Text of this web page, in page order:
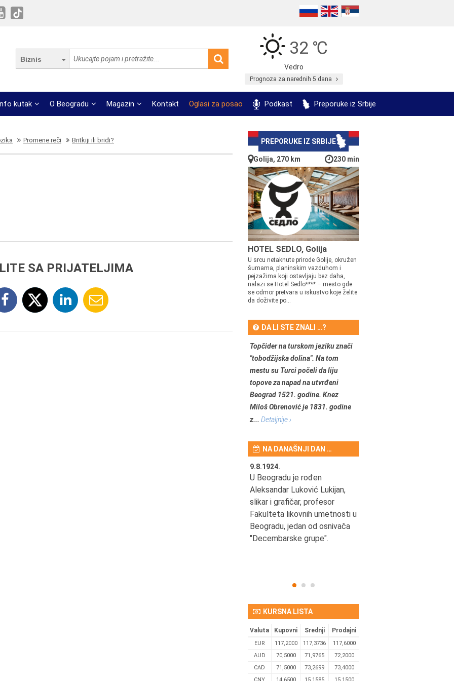
Biznis
32 ℃
Vedro
Prognoza za narednih 5 dana
kutak O Beogradu Magazin Kontakt Oglasi za posao Podkast Preporuke iz Srbije
Promene reči Britkiji ili briđi?
SA PRIJATELJIMA
PREPORUKE IZ SRBIJE
Golija, 270 km 230 min
HOTEL SEDLO, Golija
U srcu netaknute prirode Golije, okružen
šumama, planinskim vazduhom i
pejzažima koji ostavljaju bez daha,
nalazi se Hotel Sedlo**** – mesto gde
se odmor pretvara u iskustvo koje želite
da doživite po...
DA LI STE ZNALI …?
Topčider na turskom jeziku znači
"tobodžijska dolina". Na tom
mestu su Turci počeli da liju
topove za napad na utvrđeni
Beograd 1521. godine. Knez
Miloš Obrenović je 1831. godine
z... Detaljnije ›
NA DANAŠNJI DAN …
9.8.1924.
U Beogradu je rođen
Aleksandar Luković Lukijan,
slikar i grafičar, profesor
Fakulteta likovnih umetnosti u
Beogradu, jedan od osnivača
"Decembarske grupe".
KURSNA LISTA
Valuta Kupovni Srednji Prodajni
EUR 117,2000 117,3736
117,6000
AUD
70,5000 71,9765
72,2000
CAD
71,5000 73,2699
73,4000
CNY
14,6500 15,1585 15,1500